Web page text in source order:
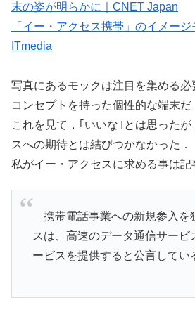
末の姿が明らかに｜CNET Japan
「イー・アクセス携帯」のイメージ
ITmedia
写真にあるモックは注目を集める
コンセプトを持った個性的な端末だ
これを見て，｢いいな｣とは思った
スへの期待とは結びつかなかった．
私がイー・アクセスに求める事は記
携帯電話事業への新規参入を
スは、高速のデータ通信サービ
ービスを提供すると公言してい